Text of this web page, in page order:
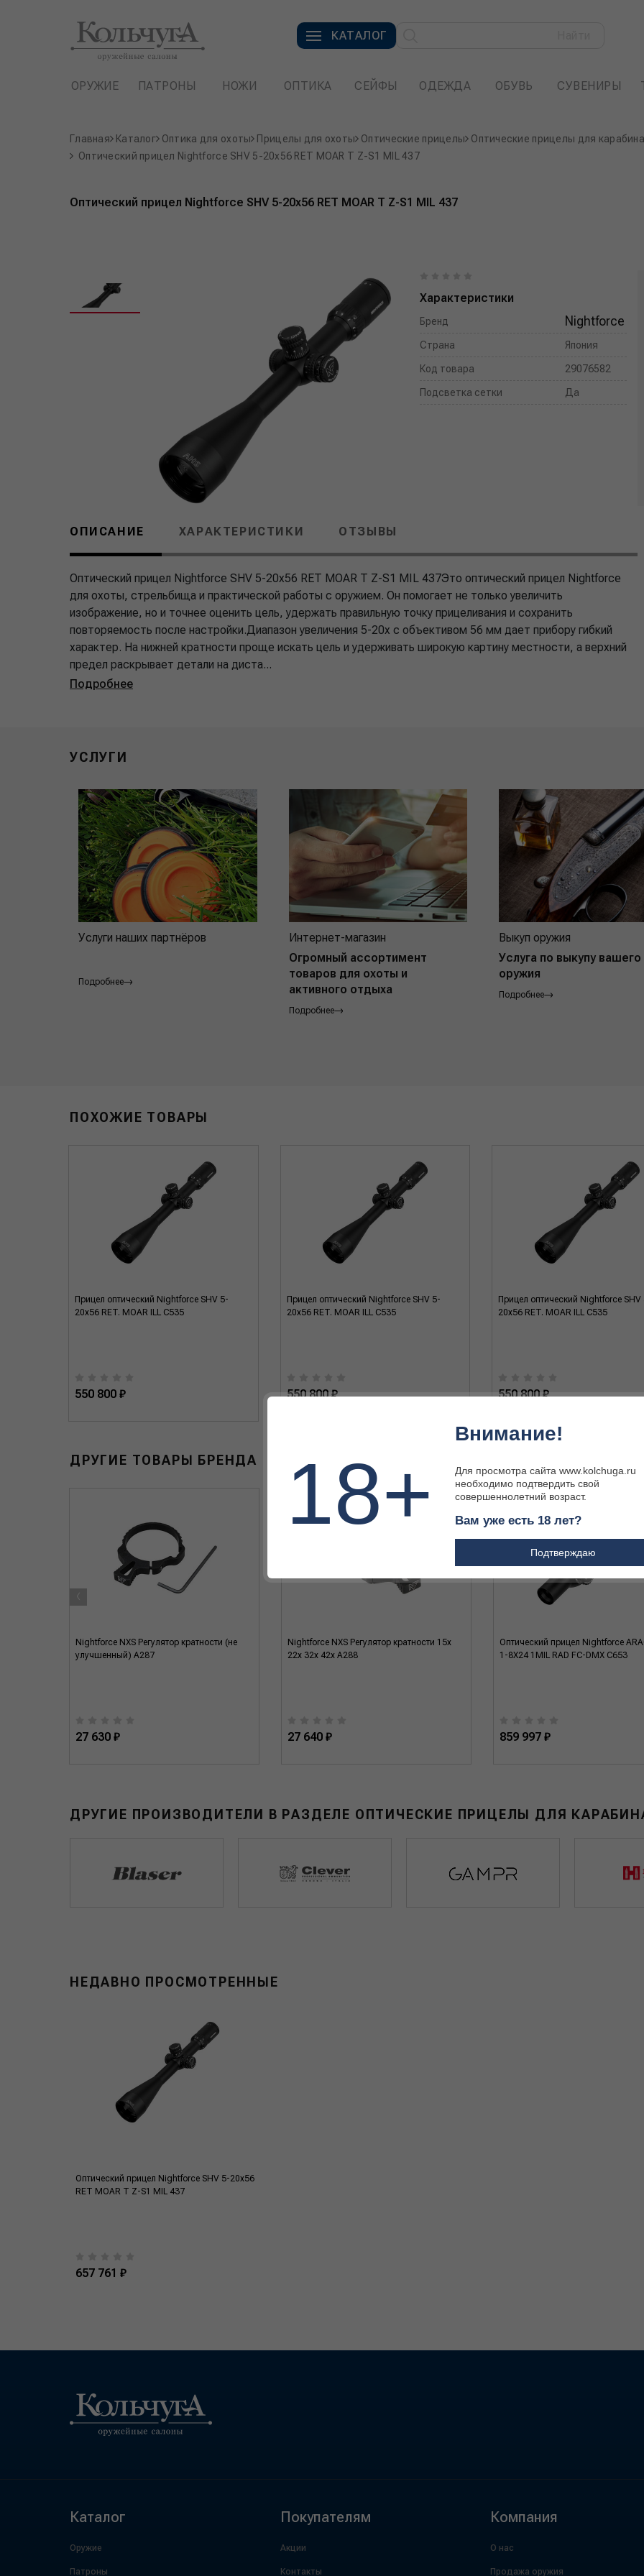
КАТАЛОГ
ОРУЖИЕ ПАТРОНЫ НОЖИ ОПТИКА СЕЙФЫ ОДЕЖДА ОБУВЬ СУВЕНИРЫ
Главная Каталог Оптика для охоты Прицелы для охоты Оптические прицелы Оптические прицелы для карабина
Оптический прицел Nightforce SHV 5-20x56 RET MOAR T Z-S1 MIL 437
Оптический прицел Nightforce SHV 5-20x56 RET MOAR T Z-S1 MIL 437
Характеристики
Бренд Nightforce
Страна Япония
Код товара 29076582
Подсветка сетки Да
ОПИСАНИЕ ХАРАКТЕРИСТИКИ ОТЗЫВЫ
Оптический прицел Nightforce SHV 5-20x56 RET MOAR T Z-S1 MIL 437Это оптический прицел Nightforce
для охоты, стрельбища и практической работы с оружием. Он помогает не только увеличить
изображение, но и точнее оценить цель, удержать правильную точку прицеливания и сохранить
повторяемость после настройки.Диапазон увеличения 5-20x с объективом 56 мм дает прибору гибкий
характер. На нижней кратности проще искать цель и удерживать широкую картину местности, а верхний
предел раскрывает детали на диста...
Подробнее
УСЛУГИ
Услуги наших партнёров
Подробнее
Интернет-магазин
Огромный ассортимент
товаров для охоты и
активного отдыха
Подробнее
Выкуп оружия
Услуга по выкупу вашего
оружия
Подробнее
ПОХОЖИЕ ТОВАРЫ
Прицел оптический Nightforce SHV 5-
20x56 RET. MOAR ILL C535
550 800 ₽
Прицел оптический Nightforce SHV 5-
20x56 RET. MOAR ILL C535
550 800 ₽
Прицел оптический Nightforce SHV
20x56 RET. MOAR ILL C535
550 800 ₽
ДРУГИЕ ТОВАРЫ БРЕНДА
Nightforce NXS Регулятор кратности (не
улучшенный) A287
27 630 ₽
Nightforce NXS Регулятор кратности 15x
22x 32x 42x A288
27 640 ₽
Оптический прицел Nightforce
1-8X24 1MIL RAD FC-DMX C653
859 997 ₽
‹
ДРУГИЕ ПРОИЗВОДИТЕЛИ В РАЗДЕЛЕ ОПТИЧЕСКИЕ ПРИЦЕЛЫ ДЛЯ
НЕДАВНО ПРОСМОТРЕННЫЕ
Оптический прицел Nightforce SHV 5-20x56
RET MOAR T Z-S1 MIL 437
657 761 ₽
Каталог
Оружие
Патроны
Покупателям
Акции
Контакты
Компания
О нас
Продажа оружия
18+
Внимание!
Для просмотра сайта www.kolchuga.ru
необходимо подтвердить свой
совершеннолетний возраст.
Вам уже есть 18 лет?
Подтверждаю